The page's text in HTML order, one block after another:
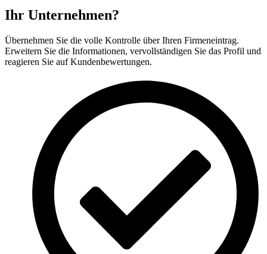
Ihr Unternehmen?
Übernehmen Sie die volle Kontrolle über Ihren Firmeneintrag.
Erweitern Sie die Informationen, vervollständigen Sie das Profil und
reagieren Sie auf Kundenbewertungen.